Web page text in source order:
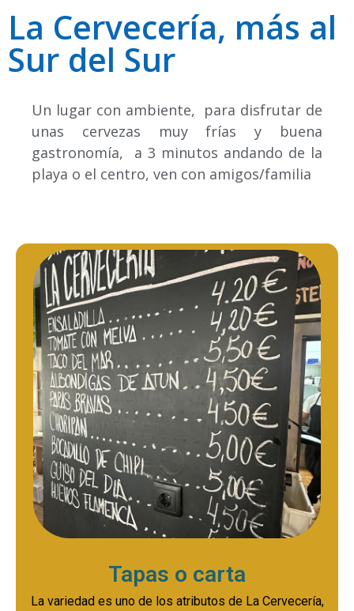
La Cervecería, más al
Sur del Sur
Un lugar con ambiente, para disfrutar de
unas cervezas muy frías y buena
gastronomía, a 3 minutos andando de la
playa o el centro, ven con amigos/familia
Tapas o carta
La variedad es uno de los atributos de La Cervecería,